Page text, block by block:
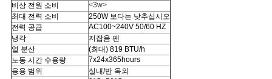
PRIVACY
POLICY
비상 전원 소비
<3w>
최대 전력 소비
250W 보다는 낮추십시오
전력 공급
AC100~240V 50/60 HZ
냉각
저잡음 팬
열 분산
(최대) 819 BTU/h
노동 시간 수용량
7x24x365hours
응용 범위
실내/반 옥외